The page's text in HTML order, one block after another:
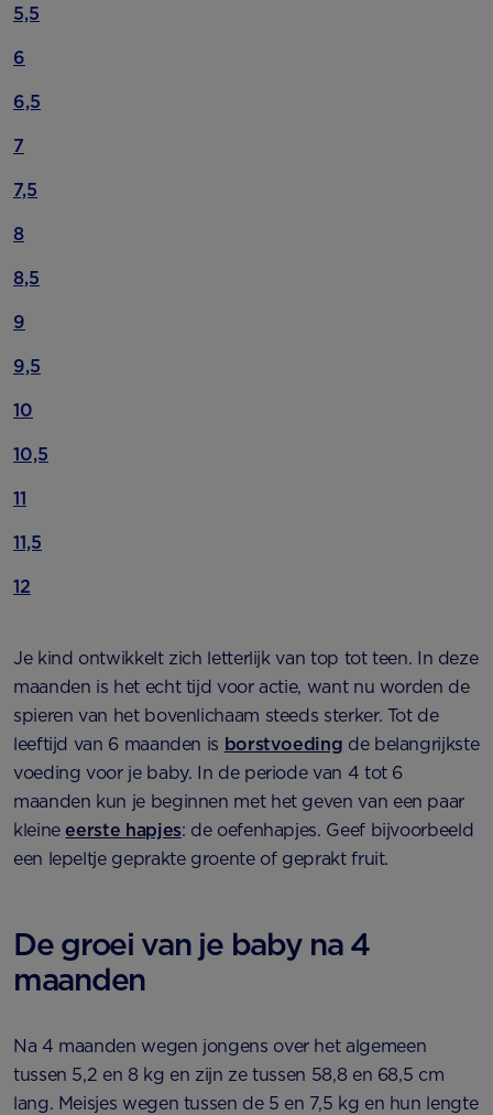
5,5
6
6,5
7
7,5
8
8,5
9
9,5
10
10,5
11
11,5
12
Je kind ontwikkelt zich letterlijk van top tot teen. In deze
maanden is het echt tijd voor actie, want nu worden de
spieren van het bovenlichaam steeds sterker. Tot de
leeftijd van 6 maanden is borstvoeding de belangrijkste
voeding voor je baby. In de periode van 4 tot 6
maanden kun je beginnen met het geven van een paar
kleineeerste hapjes: de oefenhapjes. Geef bijvoorbeeld
een lepeltje geprakte groente of geprakt fruit.
De groei van je baby na 4
maanden
Na 4 maanden wegen jongens over het algemeen
tussen 5,2 en 8 kg en zijn ze tussen 58,8 en 68,5 cm
lang. Meisjes wegen tussen de 5 en 7,5 kg en hun lengte